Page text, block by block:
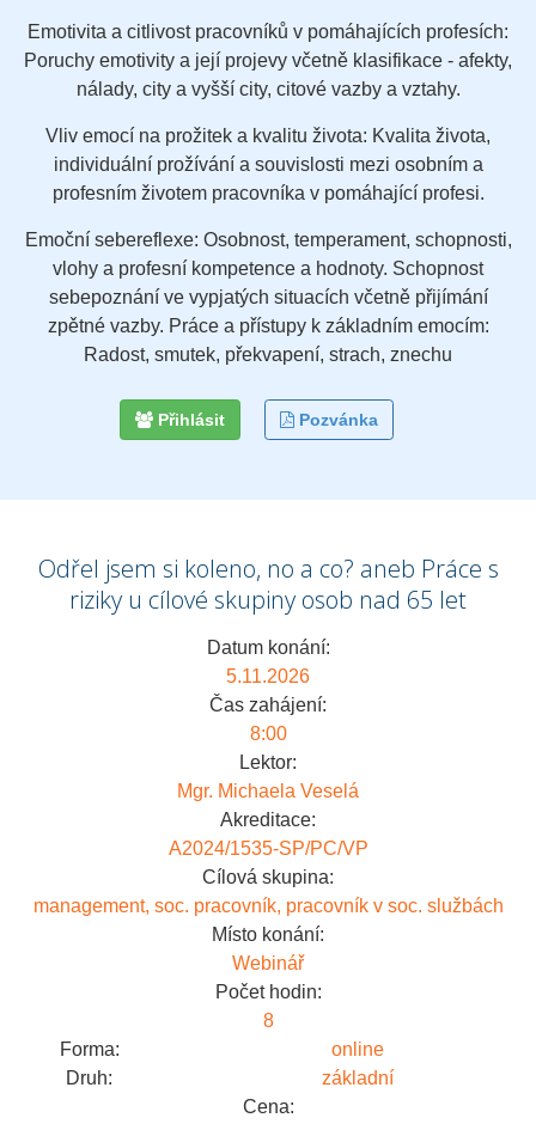
Emotivita a citlivost pracovníků v pomáhajících profesích:
Poruchy emotivity a její projevy včetně klasifikace - afekty,
nálady, city a vyšší city, citové vazby a vztahy.
Vliv emocí na prožitek a kvalitu života: Kvalita života,
individuální prožívání a souvislosti mezi osobním a
profesním životem pracovníka v pomáhající profesi.
Emoční sebereflexe: Osobnost, temperament, schopnosti,
vlohy a profesní kompetence a hodnoty. Schopnost
sebepoznání ve vypjatých situacích včetně přijímání
zpětné vazby. Práce a přístupy k základním emocím:
Radost, smutek, překvapení, strach, znechu
Přihlásit Pozvánka
Odřel jsem si koleno, no a co? aneb Práce s
riziky u cílové skupiny osob nad 65 let
Datum konání:
5.11.2026
Čas zahájení:
8:00
Lektor:
Mgr. Michaela Veselá
Akreditace:
A2024/1535-SP/PC/VP
Cílová skupina:
management, soc. pracovník, pracovník v soc. službách
Místo konání:
Webinář
Počet hodin:
8
Forma:
online
Druh:
základní
Cena: